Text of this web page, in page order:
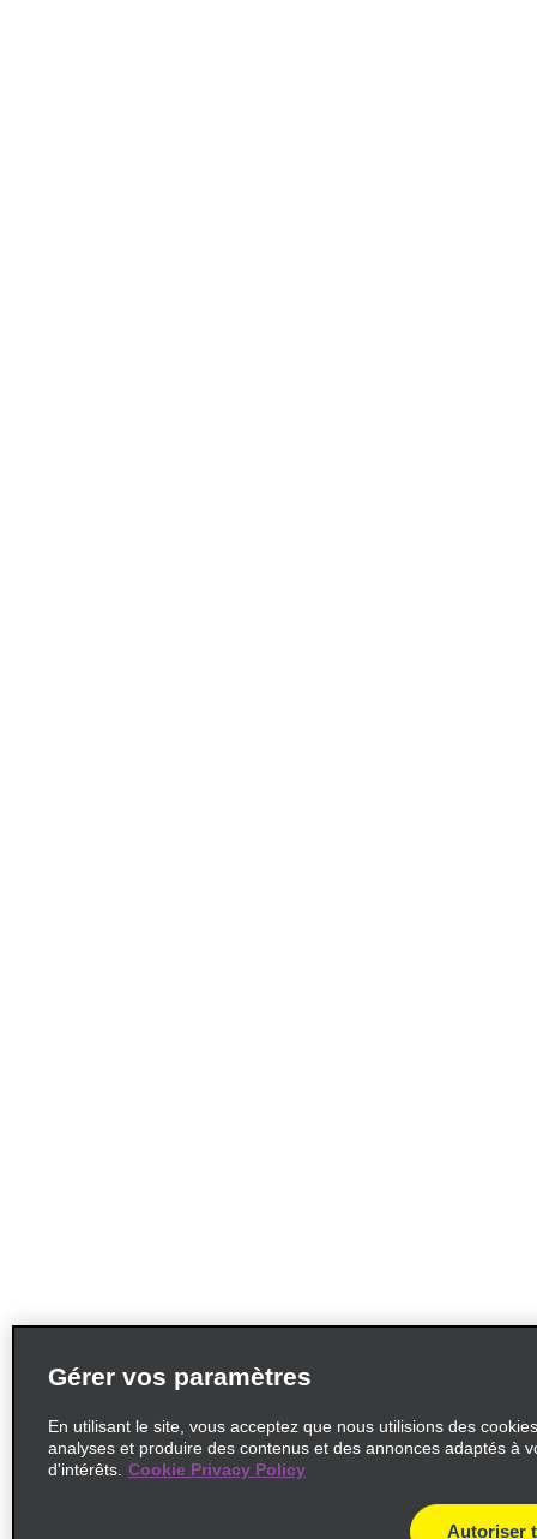
Gérer vos paramètres
En utilisant le site, vous acceptez que nous utilisions des
analyses et produire des contenus et des annonces adaptés à
d'intérêts. Cookie Privacy Policy
Autoriser